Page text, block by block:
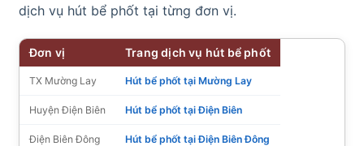
dịch vụ hút bể phốt tại từng đơn vị.
Đơn vị Trang dịch vụ hút bể phốt
TX Mường Lay Hút bể phốt tại Mường Lay
Huyện Điện Biên Hút bể phốt tại Điện Biên
Điện Biên Đông Hút bể phốt tại Điện Biên Đông